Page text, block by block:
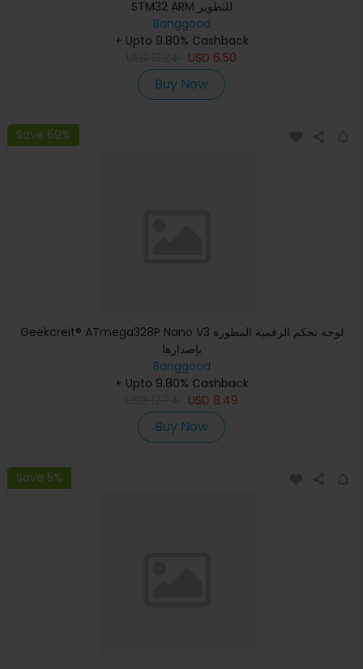
STM32 ARM للتطوير
Banggood
+ Upto 9.80% Cashback
USD 6.50
Buy Now
Save 69%
Geekcreit® ATmega328P Nano V3 لوحة تحكم الرقمية المطورة
بإصدارها
Banggood
+ Upto 9.80% Cashback
USD 8.49
Buy Now
Save 5%